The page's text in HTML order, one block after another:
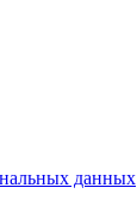
данных